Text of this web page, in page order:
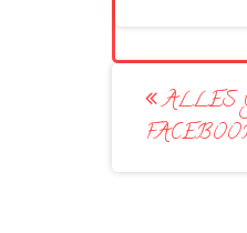
Post
ALLES